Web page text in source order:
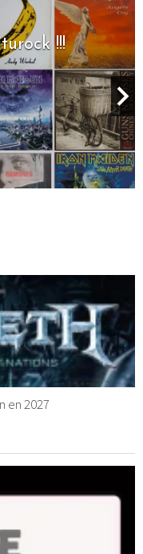
To Rock !!!
en 2027